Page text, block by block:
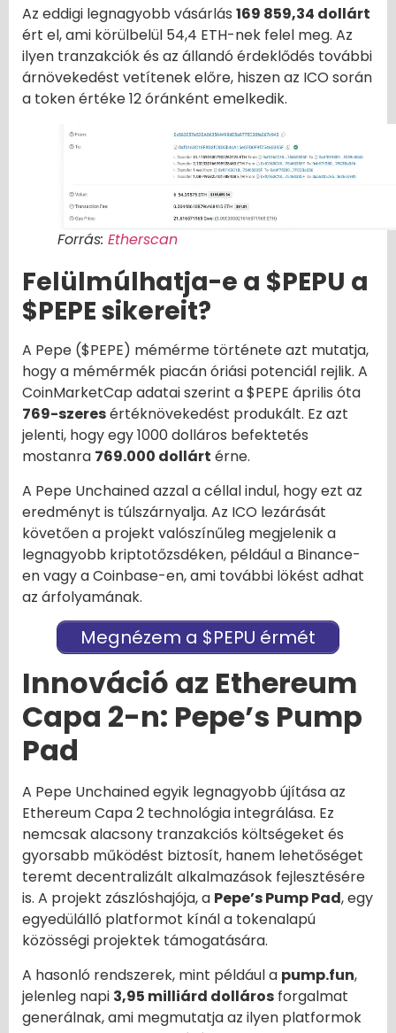
Az eddigi legnagyobb vásárlás 169 859,34 dollárt
ért el, ami körülbelül 54,4 ETH-nek felel meg. Az
ilyen tranzakciók és az állandó érdeklődés további
árnövekedést vetítenek előre, hiszen az ICO során
a token értéke 12 óránként emelkedik.
Forrás: Etherscan
Felülmúlhatja-e a $PEPU a
$PEPE sikereit?
A Pepe ($PEPE) mémérme története azt mutatja,
hogy a mémérmék piacán óriási potenciál rejlik. A
CoinMarketCap adatai szerint a $PEPE április óta
769-szeresértéknövekedést produkált. Ez azt
jelenti, hogy egy 1000 dolláros befektetés
mostanra 769.000 dollárt érne.
A Pepe Unchained azzal a céllal indul, hogy ezt az
eredményt is túlszárnyalja. Az ICO lezárását
követően a projekt valószínűleg megjelenik a
legnagyobb kriptotőzsdéken, például a Binance-
en vagy a Coinbase-en, ami további lökést adhat
az árfolyamának.
Megnézem a $PEPU érmét
Innováció az Ethereum
Capa 2-n: Pepe’s Pump
Pad
A Pepe Unchained egyik legnagyobb újítása az
Ethereum Capa 2 technológia integrálása. Ez
nemcsak alacsony tranzakciós költségeket és
gyorsabb működést biztosít, hanem lehetőséget
teremt decentralizált alkalmazások fejlesztésére
is. A projekt zászlóshajója, a Pepe’s Pump Pad, egy
egyedülálló platformot kínál a tokenalapú
közösségi projektek támogatására.
A hasonló rendszerek, mint például a pump.fun,
jelenleg napi 3,95 milliárd dolláros forgalmat
generálnak, ami megmutatja az ilyen platformok